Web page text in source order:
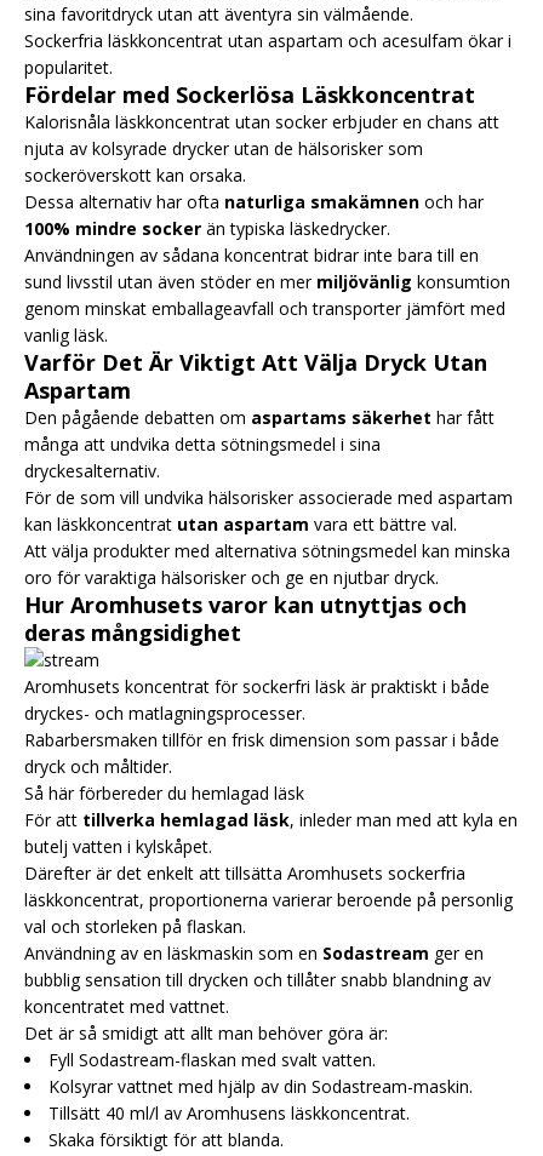
sina favoritdryck utan att äventyra sin välmående.
Sockerfria läskkoncentrat utan aspartam och acesulfam ökar i
popularitet.
Fördelar med Sockerlösa Läskkoncentrat
Kalorisnåla läskkoncentrat utan socker erbjuder en chans att
njuta av kolsyrade drycker utan de hälsorisker som
sockeröverskott kan orsaka.
Dessa alternativ har ofta naturliga smakämnen och har
100% mindre socker än typiska läskedrycker.
Användningen av sådana koncentrat bidrar inte bara till en
sund livsstil utan även stöder en mer miljövänlig konsumtion
genom minskat emballageavfall och transporter jämfört med
vanlig läsk.
Varför Det Är Viktigt Att Välja Dryck Utan
Aspartam
Den pågående debatten om aspartams säkerhet har fått
många att undvika detta sötningsmedel i sina
dryckesalternativ.
För de som vill undvika hälsorisker associerade med aspartam
kan läskkoncentrat utan aspartam vara ett bättre val.
Att välja produkter med alternativa sötningsmedel kan minska
oro för varaktiga hälsorisker och ge en njutbar dryck.
Hur Aromhusets varor kan utnyttjas och
deras mångsidighet
Aromhusets koncentrat för sockerfri läsk är praktiskt i både
dryckes- och matlagningsprocesser.
Rabarbersmaken tillför en frisk dimension som passar i både
dryck och måltider.
Så här förbereder du hemlagad läsk
För att tillverka hemlagad läsk, inleder man med att kyla en
butelj vatten i kylskåpet.
Därefter är det enkelt att tillsätta Aromhusets sockerfria
läskkoncentrat, proportionerna varierar beroende på personlig
val och storleken på flaskan.
Användning av en läskmaskin som en Sodastream ger en
bubblig sensation till drycken och tillåter snabb blandning av
koncentratet med vattnet.
Det är så smidigt att allt man behöver göra är:
Fyll Sodastream-flaskan med svalt vatten.
Kolsyrar vattnet med hjälp av din Sodastream-maskin.
Tillsätt 40 ml/l av Aromhusens läskkoncentrat.
Skaka försiktigt för att blanda.